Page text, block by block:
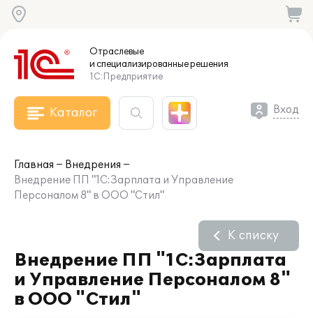
Отраслевые
и специализированныерешения
1С:Предприятие
Каталог Вход
Главная
Внедрения
Внедрение ПП "1С:Зарплата и Управление
Персоналом 8" в ООО "Стил"
Внедрение ПП "1С:Зарплата
и Управление Персоналом 8"
в ООО "Стил"
К списку